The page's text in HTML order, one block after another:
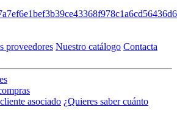
proveedores Nuestro catálogo Contacta
asociado ¿Quieres saber cuánto